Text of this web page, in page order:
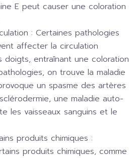
E peut causer une coloration
: Certaines pathologies
affecter la circulation
doigts, entraînant une coloration
on trouve la maladie
un spasme des artères
une maladie auto-
les vaisseaux sanguins et le
produits chimiques :
produits chimiques, comme